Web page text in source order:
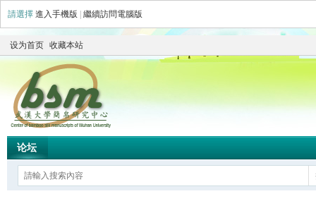
請選擇 進入手機版 繼續訪問電腦版
设为首页 收藏本站
论坛